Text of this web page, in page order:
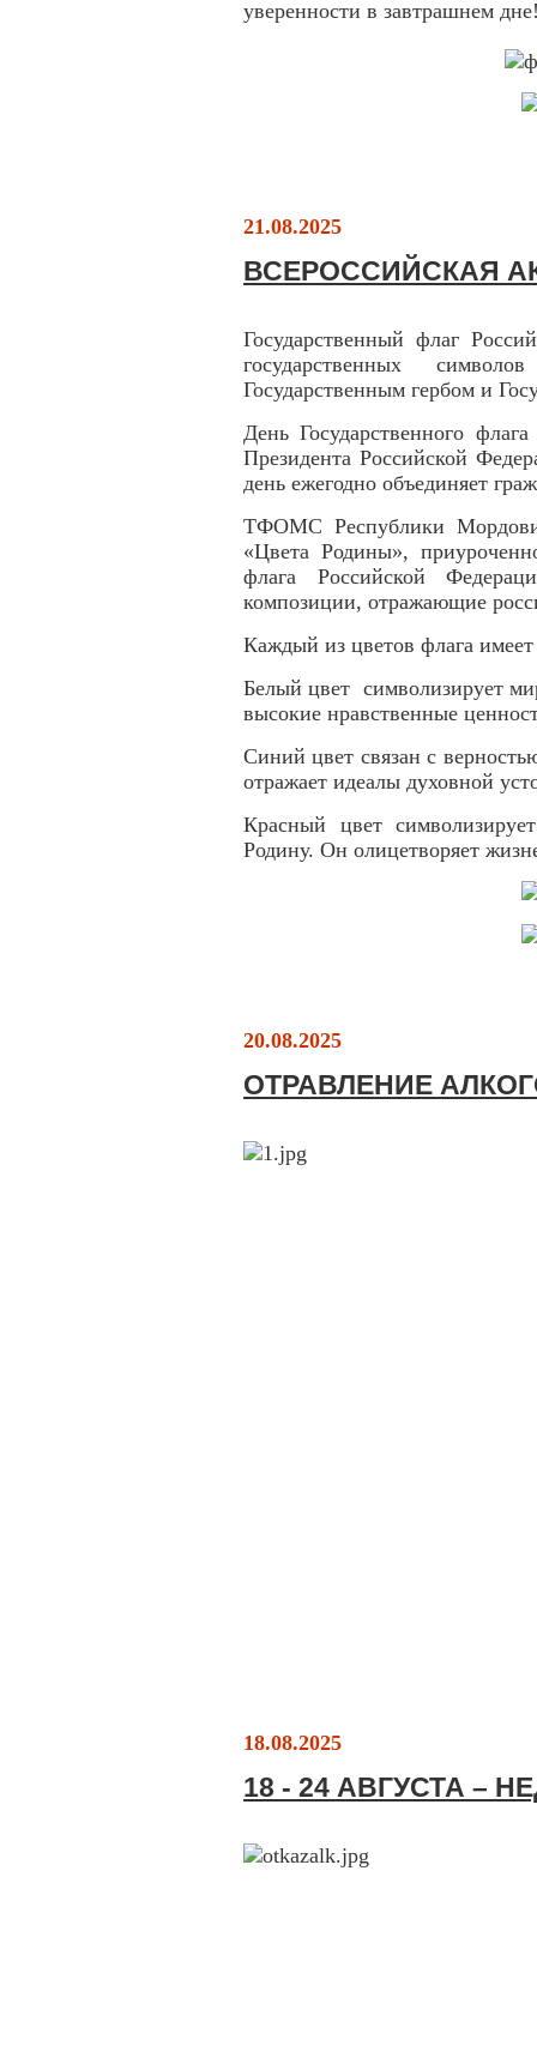
уверенности в завтрашнем
21.08.2025
ВСЕРОССИЙСКАЯ
Государственный флаг
государственных
Государственным гербом и
День Государственного
Президента Российской
день ежегодно объединяет
ТФОМС Республики
«Цвета Родины»,
флага Российской
композиции, отражающие
Каждый из цветов флага имеет
Белый цвет символизирует
высокие нравственные
Синий цвет связан с
отражает идеалы духовной
Красный цвет
Родину. Он олицетворяет
20.08.2025
ОТРАВЛЕНИЕ
18.08.2025
18 - 24 АВГУСТА –